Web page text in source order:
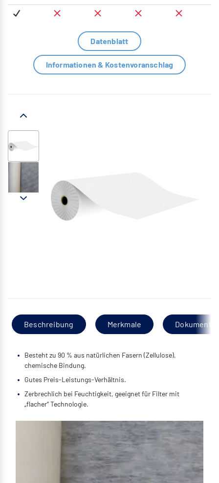
Datenblatt
Informationen & Kostenvoranschlag
Beschreibung Merkmale
Besteht zu 90 % aus natürlichen Fasern (Zellulose),
chemische Bindung.
Gutes Preis-Leistungs-Verhältnis.
Zerbrechlich bei Feuchtigkeit, geeignet für Filter mit
„flacher“ Technologie.